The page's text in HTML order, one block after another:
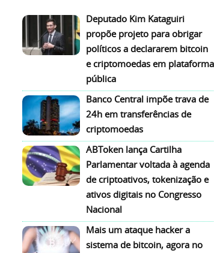
Deputado Kim Kataguiri
propõe projeto para obrigar
políticos a declararem bitcoin
e criptomoedas em plataforma
pública
Banco Central impõe trava de
24h em transferências de
criptomoedas
ABToken lança Cartilha
Parlamentar voltada à agenda
de criptoativos, tokenização e
ativos digitais no Congresso
Nacional
Mais um ataque hacker a
sistema de bitcoin, agora no